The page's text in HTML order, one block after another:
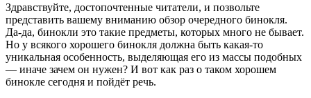
Здравствуйте, достопочтенные читатели, и позвольте
представить вашему вниманию обзор очередного бинокля.
Да-да, бинокли это такие предметы, которых много не бывает.
Но у всякого хорошего бинокля должна быть какая-то
уникальная особенность, выделяющая его из массы подобных
— иначе зачем он нужен? И вот как раз о таком хорошем
бинокле сегодня и пойдёт речь.